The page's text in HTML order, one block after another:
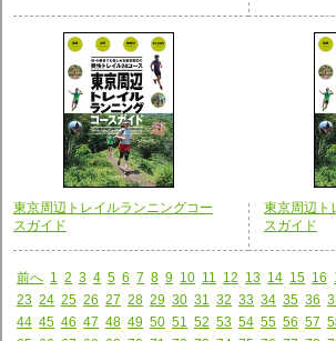
東京周辺トレイルランニングコー
スガイド
東京周辺ト
スガイド
前へ 1 2 3 4 5 6 7 8 9 10 11 12 13 14 15 16
23 24 25 26 27 28 29 30 31 32 33 34 35 36
44 45 46 47 48 49 50 51 52 53 54 55 56 57